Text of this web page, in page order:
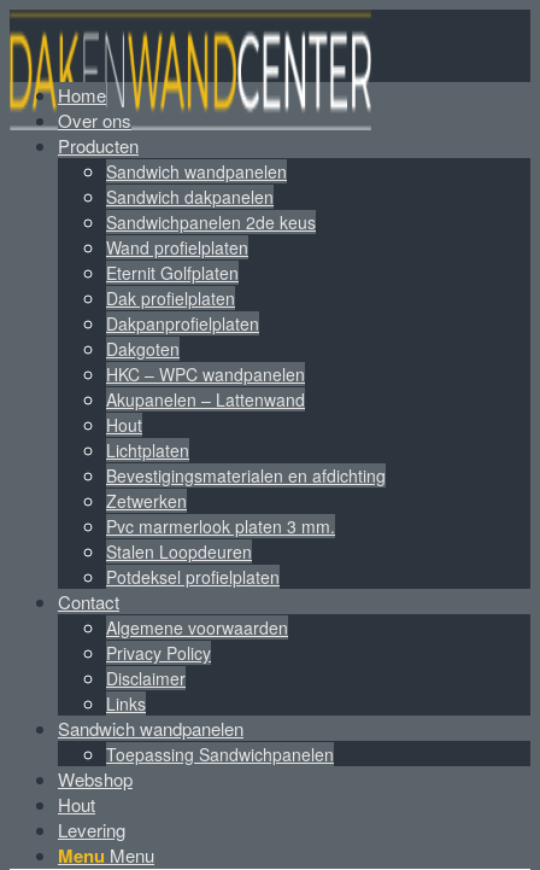
Home
Over ons
Producten
Sandwich wandpanelen
Sandwich dakpanelen
Sandwichpanelen 2de keus
Wand profielplaten
Eternit Golfplaten
Dak profielplaten
Dakpanprofielplaten
Dakgoten
HKC – WPC wandpanelen
Akupanelen – Lattenwand
Hout
Lichtplaten
Bevestigingsmaterialen en afdichting
Zetwerken
Pvc marmerlook platen 3 mm.
Stalen Loopdeuren
Potdeksel profielplaten
Contact
Algemene voorwaarden
Privacy Policy
Disclaimer
Links
Sandwich wandpanelen
Toepassing Sandwichpanelen
Webshop
Hout
Levering
Menu Menu